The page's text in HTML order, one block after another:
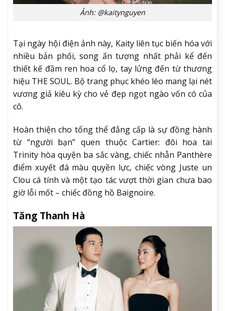
Ảnh: @kaitynguyen
Tại ngày hội điện ảnh này, Kaity liên tục biến hóa với
nhiều bản phối, song ấn tượng nhất phải kể đến
thiết kế đầm ren hoa cổ lọ, tay lửng đến từ thương
hiệu THE SOUL. Bộ trang phục khéo léo mang lại nét
vương giả kiêu kỳ cho vẻ đẹp ngọt ngào vốn có của
cô.
Hoàn thiện cho tổng thể đẳng cấp là sự đồng hành
từ “người bạn” quen thuộc Cartier: đôi hoa tai
Trinity hòa quyện ba sắc vàng, chiếc nhẫn Panthère
điểm xuyết đá màu quyền lực, chiếc vòng Juste un
Clou cá tính và một tạo tác vượt thời gian chưa bao
giờ lỗi mốt – chiếc đồng hồ Baignoire.
Tăng Thanh Hà